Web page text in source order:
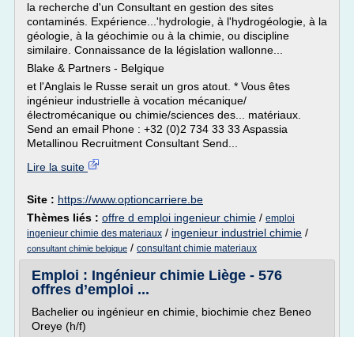
la recherche d'un Consultant en gestion des sites
contaminés. Expérience...'hydrologie, à l'hydrogéologie, à la
géologie, à la géochimie ou à la chimie, ou discipline
similaire. Connaissance de la législation wallonne...
Blake & Partners - Belgique
et l'Anglais le Russe serait un gros atout. * Vous êtes
ingénieur industrielle à vocation mécanique/
électromécanique ou chimie/sciences des... matériaux.
Send an email Phone : +32 (0)2 734 33 33 Aspassia
Metallinou Recruitment Consultant Send...
Lire la suite
Site : https://www.optioncarriere.be
Thèmes liés : offre d emploi ingenieur chimie / emploi
ingenieur chimie des materiaux / ingenieur industriel chimie /
consultant chimie belgique / consultant chimie materiaux
Emploi : Ingénieur chimie Liège - 576
offres d’emploi ...
Bachelier ou ingénieur en chimie, biochimie chez Beneo
Oreye (h/f)